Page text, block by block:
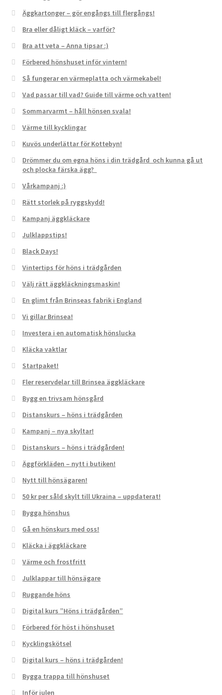
Äggkartonger – gör engångs till flergångs!
Bra eller dåligt kläck – varför?
Bra att veta – Anna tipsar :)
Förbered hönshuset inför vintern!
Så fungerar en värmeplatta och värmekabel!
Vad passar till vad? Guide till värme och vatten!
Sommarvarmt – håll hönsen svala!
Värme till kycklingar
Kuvös underlättar för Kottebyn!
Drömmer du om egna höns i din trädgård och kunna gå ut
och plocka färska ägg?
Vårkampanj :)
Rätt storlek på ryggskydd!
Kampanj äggkläckare
Julklappstips!
Black Days!
Vintertips för höns i trädgården
Välj rätt äggkläckningsmaskin!
En glimt från Brinseas fabrik i England
Vi gillar Brinsea!
Investera i en automatisk hönslucka
Kläcka vaktlar
Startpaket!
Fler reservdelar till Brinsea äggkläckare
Bygg en trivsam hönsgård
Distanskurs – höns i trädgården
Kampanj – nya skyltar!
Distanskurs – höns i trädgården!
Äggförkläden – nytt i butiken!
Nytt till hönsägaren!
50 kr per såld skylt till Ukraina – uppdaterat!
Bygga hönshus
Gå en hönskurs med oss!
Kläcka i äggkläckare
Värme och frostfritt
Julklappar till hönsägare
Ruggande höns
Digital kurs ”Höns i trädgården”
Förbered för höst i hönshuset
Kycklingskötsel
Digital kurs – höns i trädgården!
Bygga trappa till hönshuset
Inför julen
kunna
förbättra
funktionalitet
uppbyggnad,
baserat på
används.
Upplevelse
För att vår
hemsida ska
prestera så
bra som
ditt besök.
Om du nekar
kakorna
funktionalitet
att försvinna
hemsidan.
Marknadsföring
Genom att dela
med dig av dina
intressen och ditt
surfar ökar du
chansen att få se
personligt
anpassat innehåll